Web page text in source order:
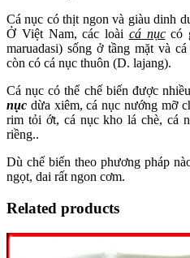
Cá nục có thịt ngon và giàu dinh
Ở Việt Nam, các loài cá nụccó
maruadasi) sống ở tầng mặt và
còn có cá nục thuôn (D. lajang).
Cá nục có thể chế biến được
nục dừa xiêm, cá nục nướng mỡ
rim tỏi ớt, cá nục kho lá chè, cá
riềng..
Dù chế biến theo phương pháp
ngọt, dai rất ngon cơm.
Related products